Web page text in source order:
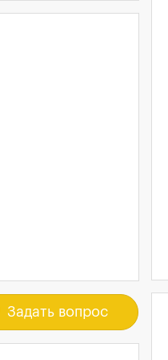
Задать вопрос